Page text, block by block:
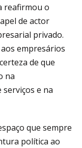
reafirmou o
de actor
privado.
empresários
de que
na
e na
que sempre
política ao